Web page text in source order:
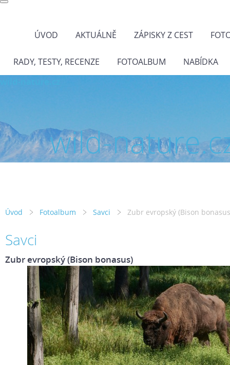
ÚVOD AKTUÁLNĚ ZÁPISKY Z CEST
RADY, TESTY, RECENZE FOTOALBUM NABÍDKA
wild-
Úvod Fotoalbum Savci Zubr evropský (Bison
Savci
Zubr evropský (Bison bonasus)